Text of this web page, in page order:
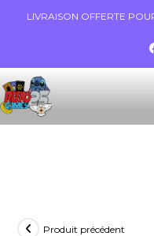
LIVRAISON OFFERTE
Produit précédent